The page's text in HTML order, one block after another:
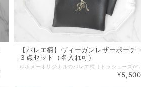
【バレエ柄】ヴィーガンレザーポーチ・
３点セット（名入れ可）
¥5,500